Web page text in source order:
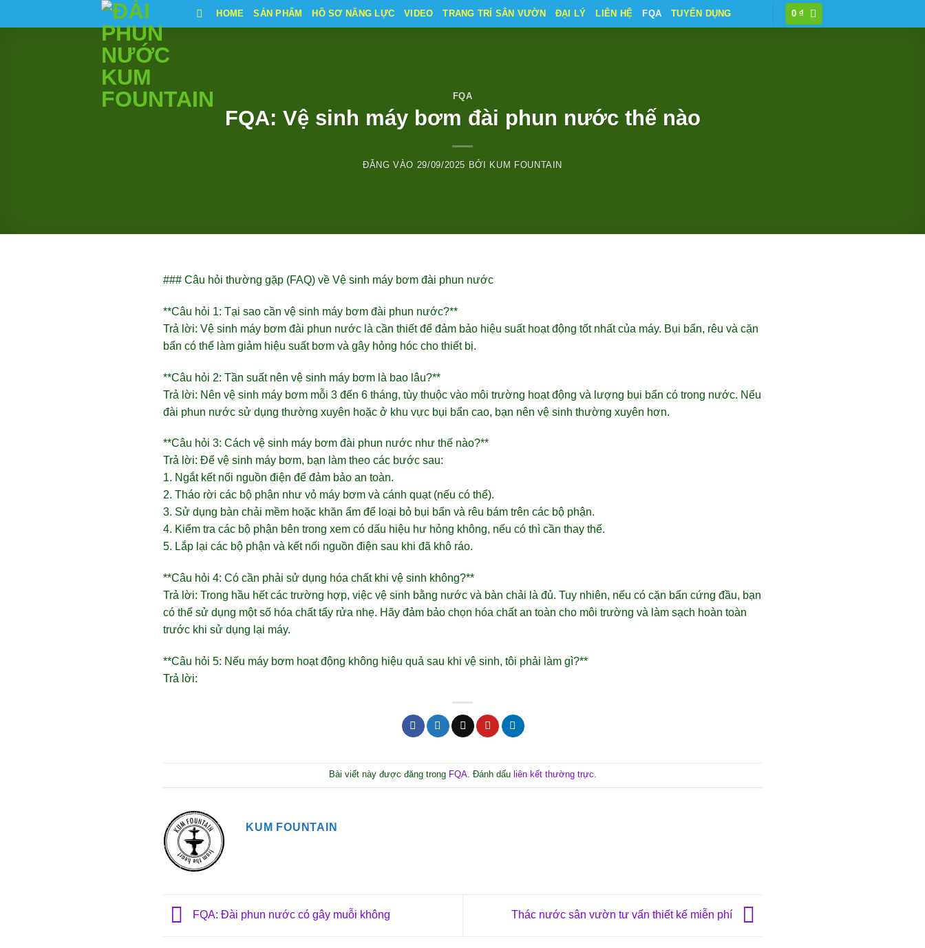
qua
HOME SẢN PHẨM HỒ SƠ NĂNG LỰC VIDEO TRANG TRÍ SÂN VƯỜN ĐẠI LÝ LIÊN HỆ FQA TUYỂN DỤNG 0₫
FQA
FQA: Vệ sinh máy bơm đài phun nước thế nào
ĐĂNG VÀO 29/09/2025 BỞI KUM FOUNTAIN
### Câu hỏi thường gặp (FAQ) về Vệ sinh máy bơm đài phun nước
**Câu hỏi 1: Tại sao cần vệ sinh máy bơm đài phun nước?**
Trả lời: Vệ sinh máy bơm đài phun nước là cần thiết để đảm bảo hiệu suất hoạt động tốt nhất của máy. Bụi bẩn, rêu và cặn
bẩn có thể làm giảm hiệu suất bơm và gây hỏng hóc cho thiết bị.
**Câu hỏi 2: Tần suất nên vệ sinh máy bơm là bao lâu?**
Trả lời: Nên vệ sinh máy bơm mỗi 3 đến 6 tháng, tùy thuộc vào môi trường hoạt động và lượng bụi bẩn có trong nước. Nếu
đài phun nước sử dụng thường xuyên hoặc ở khu vực bụi bẩn cao, bạn nên vệ sinh thường xuyên hơn.
**Câu hỏi 3: Cách vệ sinh máy bơm đài phun nước như thế nào?**
Trả lời: Để vệ sinh máy bơm, bạn làm theo các bước sau:
1. Ngắt kết nối nguồn điện để đảm bảo an toàn.
2. Tháo rời các bộ phận như vỏ máy bơm và cánh quạt (nếu có thể).
3. Sử dụng bàn chải mềm hoặc khăn ẩm để loại bỏ bụi bẩn và rêu bám trên các bộ phận.
4. Kiểm tra các bộ phận bên trong xem có dấu hiệu hư hỏng không, nếu có thì cần thay thế.
5. Lắp lại các bộ phận và kết nối nguồn điện sau khi đã khô ráo.
**Câu hỏi 4: Có cần phải sử dụng hóa chất khi vệ sinh không?**
Trả lời: Trong hầu hết các trường hợp, việc vệ sinh bằng nước và bàn chải là đủ. Tuy nhiên, nếu có cặn bẩn cứng đầu, bạn
có thể sử dụng một số hóa chất tẩy rửa nhẹ. Hãy đảm bảo chọn hóa chất an toàn cho môi trường và làm sạch hoàn toàn
trước khi sử dụng lại máy.
**Câu hỏi 5: Nếu máy bơm hoạt động không hiệu quả sau khi vệ sinh, tôi phải làm gì?**
Trả lời:
Bài viết này được đăng trong FQA. Đánh dấu liên kết thường trực.
KUM FOUNTAIN
FQA: Đài phun nước có gây muỗi không Thác nước sân vườn tư vấn thiết kế miễn phí